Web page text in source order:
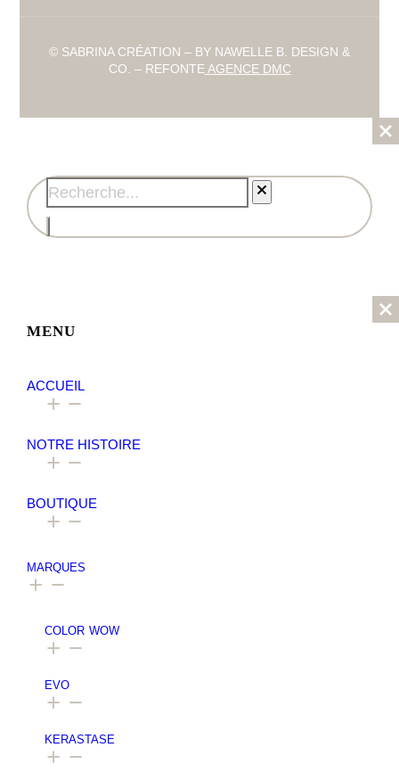
© SABRINA CRÉATION – BY NAWELLE B. DESIGN &
CO. – REFONTEAGENCE DMC
MENU
ACCUEIL
NOTRE HISTOIRE
BOUTIQUE
MARQUES
COLOR WOW
EVO
⁠⁠KERASTASE